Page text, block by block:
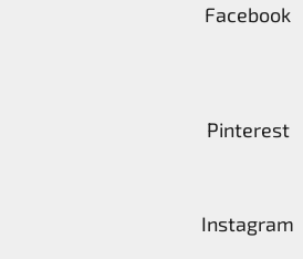
Facebook
Pinterest
Instagram